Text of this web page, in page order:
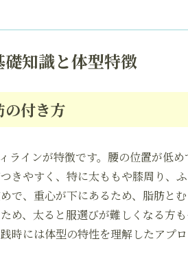
知識と体型特徴
の付き方
ラインが特徴です。腰の位置が低
きやすく、特に太ももや膝周り、
で、重心が下にあるため、脂肪と
め、太ると服選びが難しくなる方
時には体型の特性を理解したアプロ